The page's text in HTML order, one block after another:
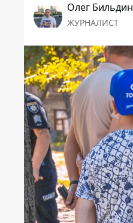
Олег Бильдин
ЖУРНАЛИСТ